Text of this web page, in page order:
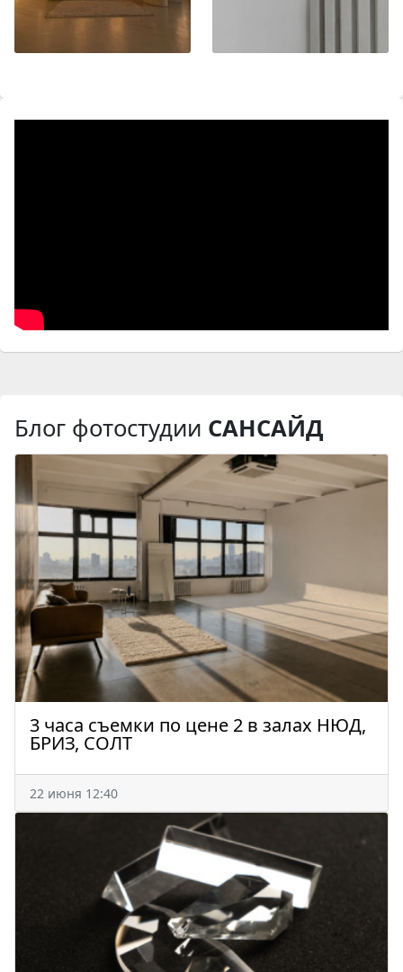
Блог фотостудии САНСАЙД
3 часа съемки по цене 2 в залах НЮД,
БРИЗ, СОЛТ
22 июня 12:40